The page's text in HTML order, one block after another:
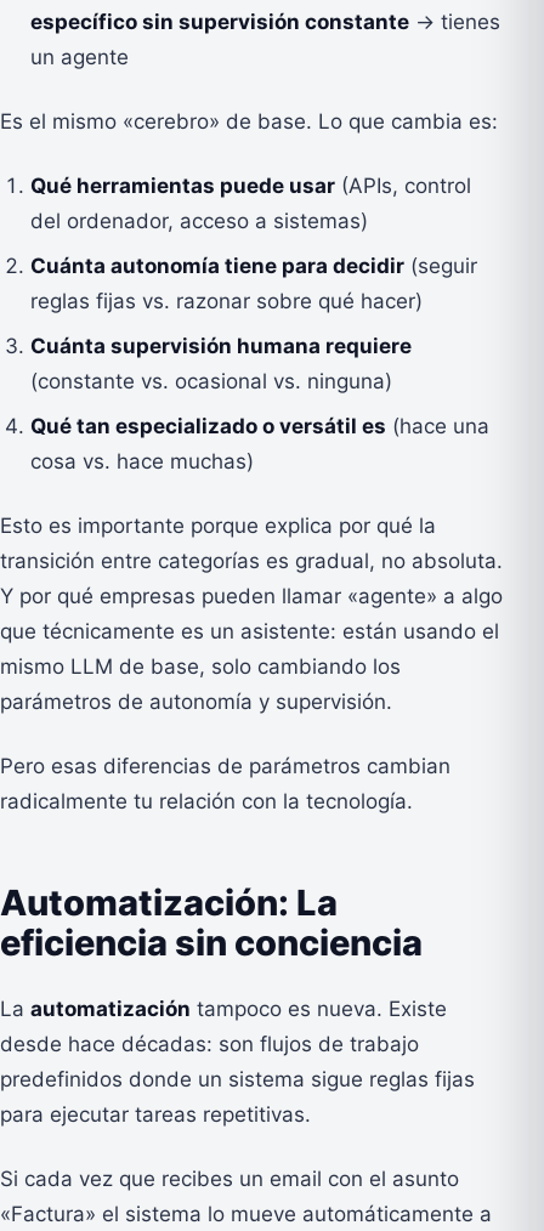
específico sin supervisión constante → tienes
un agente
Es el mismo «cerebro» de base. Lo que cambia es:
Qué herramientas puede usar (APIs, control
del ordenador, acceso a sistemas)
Cuánta autonomía tiene para decidir (seguir
reglas fijas vs. razonar sobre qué hacer)
Cuánta supervisión humana requiere
(constante vs. ocasional vs. ninguna)
Qué tan especializado o versátil es (hace una
cosa vs. hace muchas)
Esto es importante porque explica por qué la
transición entre categorías es gradual, no absoluta.
Y por qué empresas pueden llamar «agente» a algo
que técnicamente es un asistente: están usando el
mismo LLM de base, solo cambiando los
parámetros de autonomía y supervisión.
Pero esas diferencias de parámetros cambian
radicalmente tu relación con la tecnología.
Automatización: La
eficiencia sin conciencia
La automatización tampoco es nueva. Existe
desde hace décadas: son flujos de trabajo
predefinidos donde un sistema sigue reglas fijas
para ejecutar tareas repetitivas.
Si cada vez que recibes un email con el asunto
«Factura» el sistema lo mueve automáticamente a